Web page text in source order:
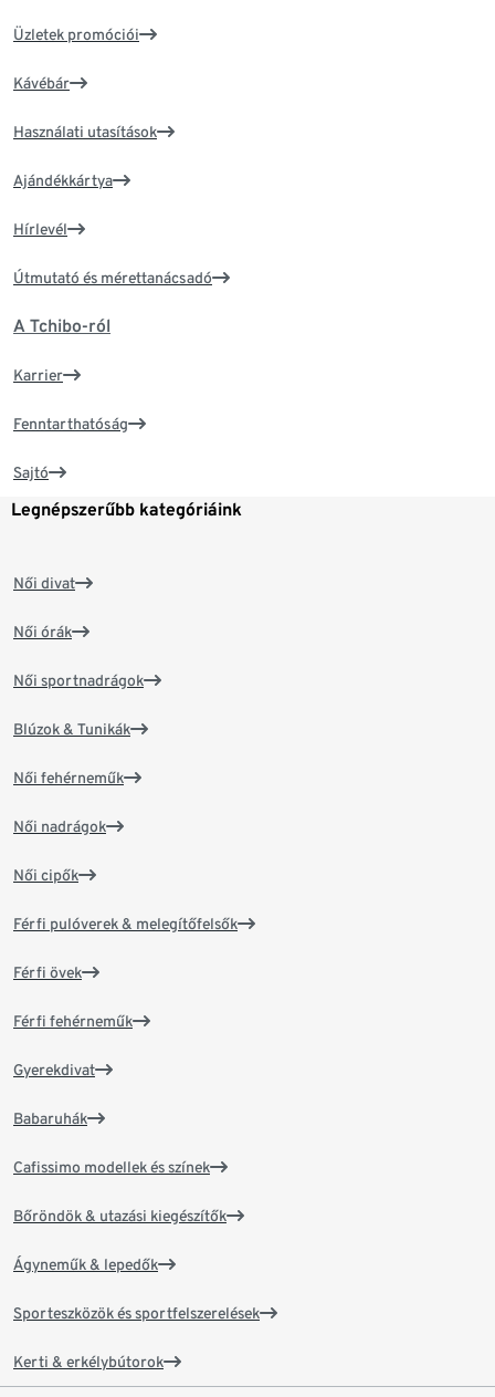
Üzletek promóciói
Kávébár
Használati utasítások
Ajándékkártya
Hírlevél
Útmutató és mérettanácsadó
A Tchibo-ról
Karrier
Fenntarthatóság
Sajtó
Legnépszerűbb kategóriáink
Női divat
Női órák
Női sportnadrágok
Blúzok & Tunikák
Női fehérneműk
Női nadrágok
Női cipők
Férfi pulóverek & melegítőfelsők
Férfi övek
Férfi fehérneműk
Gyerekdivat
Babaruhák
Cafissimo modellek és színek
Bőröndök & utazási kiegészítők
Ágyneműk & lepedők
Sporteszközök és sportfelszerelések
Kerti & erkélybútorok